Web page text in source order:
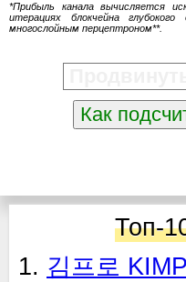
*Прибыль канала вычисляется
итерациях блокчейна
многослойным перцептроном**.
Как
Топ-
1. 김프로